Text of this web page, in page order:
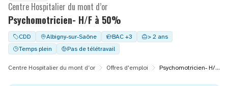
Psychomotricien- H/F à 50%
Centre Hospitalier du mont d’or
CDD Albigny-sur-Saône BAC +3
> 2 ans
Temps plein
Pas de télétravail
Centre Hospitalier du mont d’or Offres d'emploi Psychomotricien- H/F à 50%